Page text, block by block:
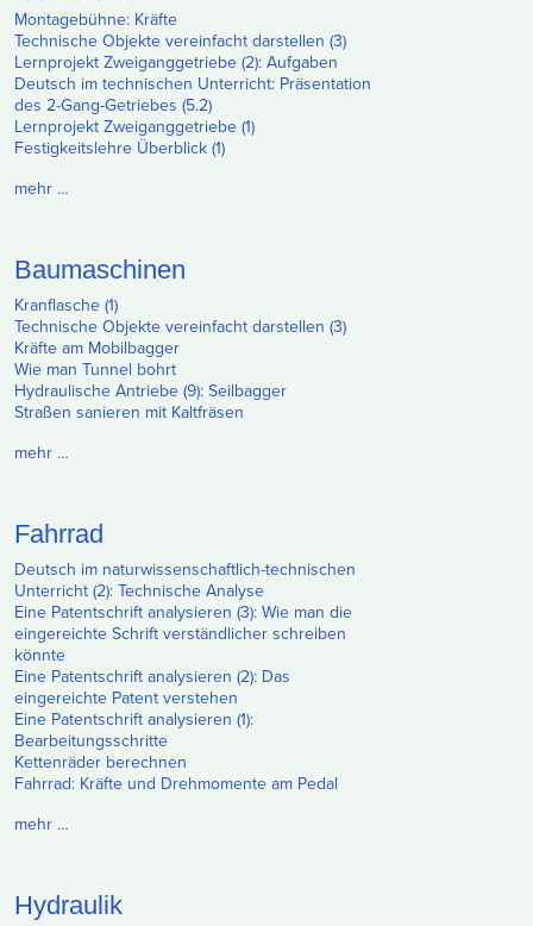
Montagebühne: Kräfte
Technische Objekte vereinfacht darstellen (3)
Lernprojekt Zweiganggetriebe (2): Aufgaben
Deutsch im technischen Unterricht: Präsentation
des 2-Gang-Getriebes (5.2)
Lernprojekt Zweiganggetriebe (1)
Festigkeitslehre Überblick (1)
mehr …
Baumaschinen
Kranflasche (1)
Technische Objekte vereinfacht darstellen (3)
Kräfte am Mobilbagger
Wie man Tunnel bohrt
Hydraulische Antriebe (9): Seilbagger
Straßen sanieren mit Kaltfräsen
mehr …
Fahrrad
Deutsch im naturwissenschaftlich-technischen
Unterricht (2): Technische Analyse
Eine Patentschrift analysieren (3): Wie man die
eingereichte Schrift verständlicher schreiben
könnte
Eine Patentschrift analysieren (2): Das
eingereichte Patent verstehen
Eine Patentschrift analysieren (1):
Bearbeitungsschritte
Kettenräder berechnen
Fahrrad: Kräfte und Drehmomente am Pedal
mehr …
Hydraulik